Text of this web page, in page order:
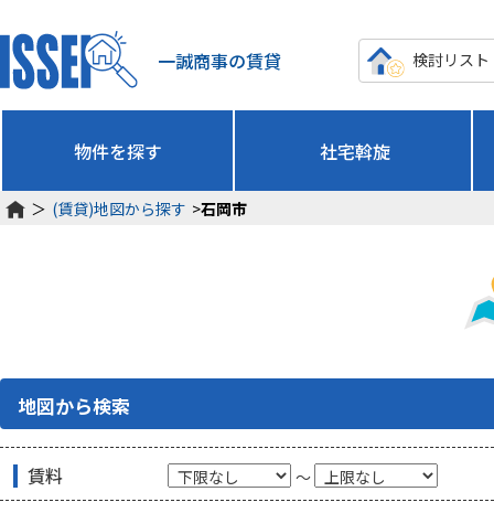
一誠商事の賃貸 検討リスト
物件を探す 社宅斡旋
＞ (賃貸)地図から探す >石岡市
地図から検索
賃料 ～